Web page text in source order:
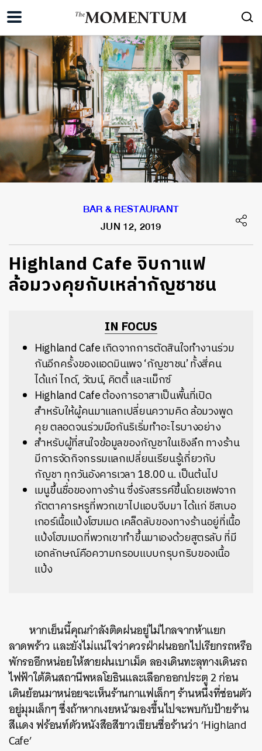
BAR & RESTAURANT
JUN 12, 2019
Highland Cafe จิบกาแฟ
ล้อมวงคุยกับเหล่ากัญชาชน
IN FOCUS
Highland Cafe เกิดจากการตัดสินใจทำงานร่วม
กันอีกครั้งของแอดมินเพจ ‘กัญชาชน’ ทั้งสี่คน
ได้แก่ไกด์, วัฒน์, คิตตี้ และแม็กซ์
Highland Cafe ต้องการอาสาเป็นพื้นที่เปิด
สำหรับให้ผู้คนมาแลกเปลี่ยนความคิด ล้อมวงพูด
คุย ตลอดจนร่วมมือกันริเริ่มทำอะไรบางอย่าง
สำหรับผู้ที่สนใจข้อมูลของกัญชาในเชิงลึก ทางร้าน
มีการจัดกิจกรรมแลกเปลี่ยนเรียนรู้เกี่ยวกับ
กัญชา ทุกวันอังคารเวลา 18.00 น. เป็นต้นไป
เมนูขึ้นชื่อของทางร้าน ซึ่งรังสรรค์ขึ้นโดยเชฟจาก
ภัตตาคารหรูที่พวกเขาไปแอบจีบมา ได้แก่ ชีสเบอ
เกอร์เนื้อแป้งโฮมเมด เคล็ดลับของทางร้านอยู่ที่เนื้อ
แป้งโฮมเมดที่พวกเขาทำขึ้นมาเองด้วยสูตรลับ ที่มี
เอกลักษณ์คือความกรอบแบบกรุบกริบของเนื้อ
แป้ง
หากเย็นนี้คุณกำลังติดฝนอยู่ไม่ไกลจากห้าแยก
ลาดพร้าว และยังไม่แน่ใจว่าควรฝ่าฝนออกไปเรียกรถหรือ
พักรออีกหน่อยให้สายฝนเบาเม็ด ลองเดินทะลุทางเดินรถ
ไฟฟ้าใต้ดินสถานีพหลโยธินและเลือกออกประตู 2 ก่อน
เดินย้อนมาหน่อยจะเห็นร้านกาแฟเล็กๆ ร้านหนึ่งที่ซ่อนตัว
อยู่มุมเล็กๆ ซึ่งถ้าหากเงยหน้ามองขึ้นไปจะพบกับป้ายร้าน
สีแดง ฟร้อนท์ตัวหนังสือสีขาวเขียนชื่อร้านว่า ‘Highland
Cafe’